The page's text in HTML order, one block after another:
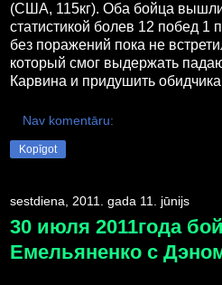
(США, 115кг). Оба бойца
статистикой болев 12 побед
без поражений пока не
который смог выдержать
Карвина и придушить
Nav komentāru:
Kopīgot
sestdiena, 2011. gada 11. jūnijs
30 июля 2011года
Емельяненко с